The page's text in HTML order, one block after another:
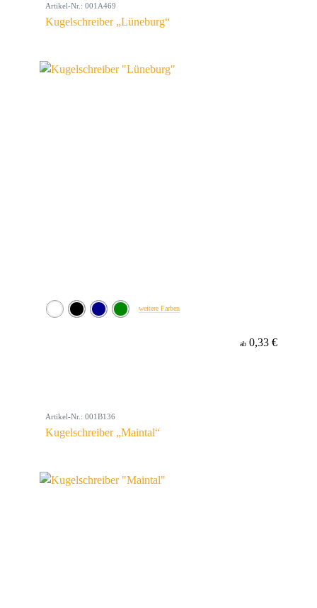
Artikel-Nr.: 001A469
Kugelschreiber „Lüneburg“
weitere Farben
ab 0,33 €
Artikel-Nr.: 001B136
Kugelschreiber „Maintal“